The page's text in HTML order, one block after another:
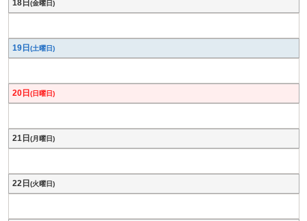
18日 (金曜日)
19日 (土曜日)
20日 (日曜日)
21日 (月曜日)
22日 (火曜日)